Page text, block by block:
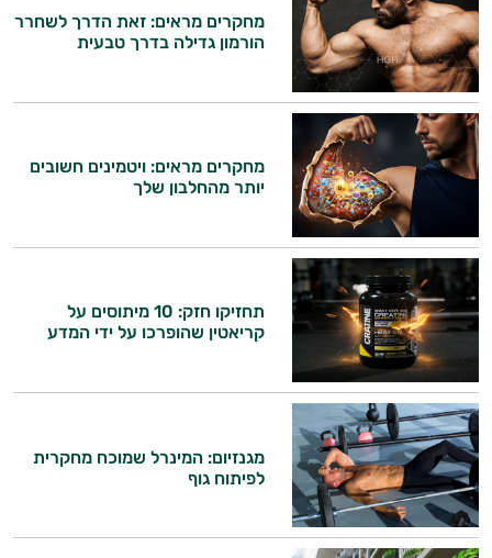
אביזרי
ספורט
משקאות
לספורטאים
מחקרים מראים: זאת הדרך לשחרר
הורמון גדילה בדרך טבעית
מחקרים מראים: ויטמינים חשובים
יותר מהחלבון שלך
תחזיקו חזק: 10 מיתוסים על
קריאטין שהופרכו על ידי המדע
מגנזיום: המינרל שמוכח מחקרית
לפיתוח גוף